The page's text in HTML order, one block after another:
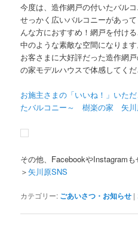
今度は、造作網戸の付いたバルコ
せっかく広いバルコニーがあっ
んな方におすすめ！網戸を付け
中のような素敵な空間になります
お客さまに大好評だった造作網
の家モデルハウスで体感してくだ
お施主さまの「いいね！」いた
たバルコニー～ 樹楽の家 矢川
その他、FacebookやInstagramも
＞ 矢川原SNS
カテゴリー: ごあいさつ・お知らせ |